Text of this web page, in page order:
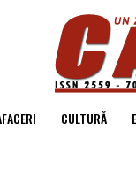
CULTURĂ